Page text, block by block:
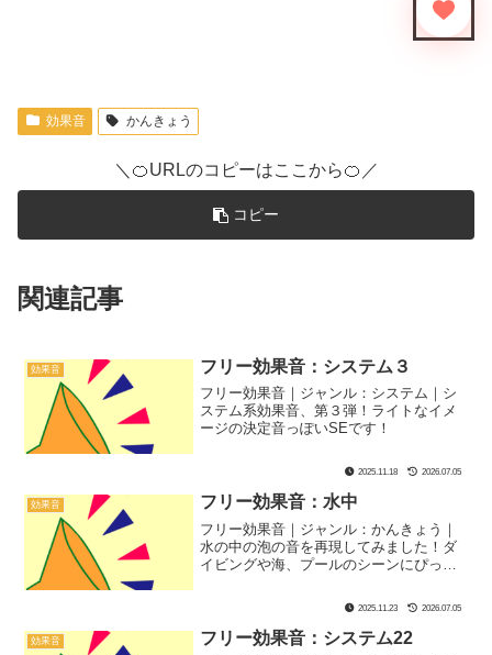
効果音 かんきょう
＼🍊URLのコピーはここから🍊／
コピー
関連記事
効果音 フリー効果音：システム３
フリー効果音｜ジャンル：システム｜シ
ステム系効果音、第３弾！ライトなイメ
ージの決定音っぽいSEです！
2025.11.18 2026.07.05
効果音 フリー効果音：水中
フリー効果音｜ジャンル：かんきょう｜
水の中の泡の音を再現してみました！ダ
イビングや海、プールのシーンにぴった
2025.11.23 2026.07.05
効果音 フリー効果音：システム22